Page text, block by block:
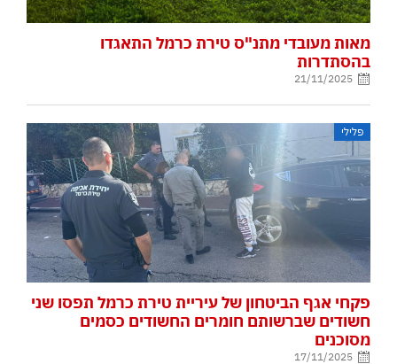
מאות מעובדי מתנ"ס טירת כרמל התאגדו
בהסתדרות
21/11/2025
פלילי
פקחי אגף הביטחון של עיריית טירת כרמל תפסו שני
חשודים שברשותם חומרים החשודים כסמים
מסוכנים
17/11/2025